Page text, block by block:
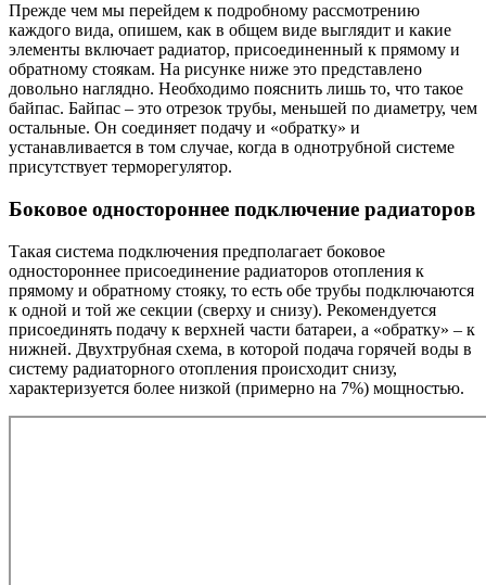
Прежде чем мы перейдем к подробному рассмотрению
каждого вида, опишем, как в общем виде выглядит и какие
элементы включает радиатор, присоединенный к прямому и
обратному стоякам. На рисунке ниже это представлено
довольно наглядно. Необходимо пояснить лишь то, что такое
байпас. Байпас – это отрезок трубы, меньшей по диаметру, чем
остальные. Он соединяет подачу и «обратку» и
устанавливается в том случае, когда в однотрубной системе
присутствует терморегулятор.
Боковое одностороннее подключение радиаторов
Такая система подключения предполагает боковое
одностороннее присоединение радиаторов отопления к
прямому и обратному стояку, то есть обе трубы подключаются
к одной и той же секции (сверху и снизу). Рекомендуется
присоединять подачу к верхней части батареи, а «обратку» – к
нижней. Двухтрубная схема, в которой подача горячей воды в
систему радиаторного отопления происходит снизу,
характеризуется более низкой (примерно на 7%) мощностью.